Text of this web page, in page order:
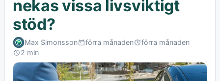
nekas vissa livsviktigt
stöd?
Max SimonssonPublished:
förra månadenLastförra månaden
Read:2 min